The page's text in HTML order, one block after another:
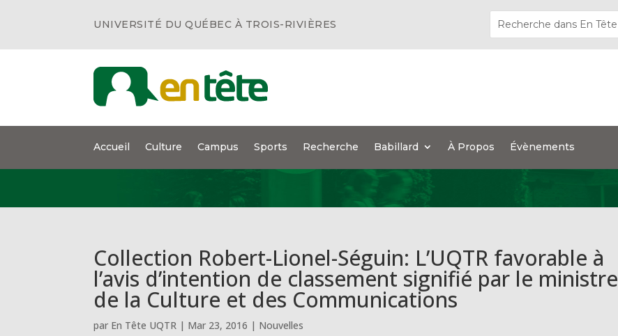
UNIVERSITÉ DU QUÉBEC À TROIS-RIVIÈRES
Accueil Culture Campus Sports Recherche Babillard À Propos Évènements
Collection Robert-Lionel-Séguin: L’UQTR favorable à
l’avis d’intention de classement signifié par le ministre
de la Culture et des Communications
par En Tête UQTR | Mar 23, 2016 | Nouvelles